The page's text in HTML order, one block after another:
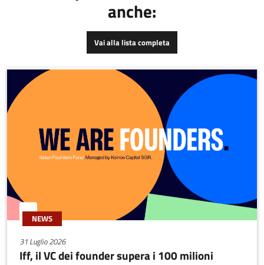
tecnologiche al mondo tra
laser scanner, droni,
eccetera.Con 150 clienti e
rilevamento e mappatura
con tecnologie innovative,
territorio italiano aprendo
altre due sedi: Asti,
Treviso.
anche:
Vai alla lista completa
NEWS
31 Luglio 2026
Iff, il VC dei founder supera i 100 milioni